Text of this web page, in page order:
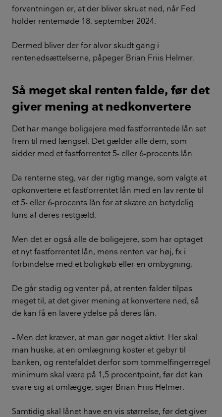
forventningen er, at der bliver skruet ned, når Fed
holder rentemøde 18. september 2024.
Dermed bliver der for alvor skudt gang i
rentenedsættelserne, påpeger Brian Friis Helmer.
Så meget skal renten falde, før det
giver mening at nedkonvertere
Det har mange boligejere med fastforrentede lån set
frem til med længsel. Det gælder alle dem, som
sidder med et fastforrentet 5- eller 6-procents lån.
Da renterne steg, var der rigtig mange, som valgte at
opkonvertere et fastforrentet lån med en lav rente til
et 5- eller 6-procents lån for at skære en betydelig
luns af deres restgæld.
Men det er også alle de boligejere, som har optaget
et nyt fastforrentet lån, mens renten var høj, fx i
forbindelse med et boligkøb eller en ombygning.
De går stadig og venter på, at renten falder tilpas
meget til, at det giver mening at konvertere ned, så
de kan få en lavere ydelse på deres lån.
– Men det kræver, at man gør noget aktivt. Her skal
man huske, at en omlægning koster et gebyr til
banken, og rentefaldet derfor som tommelfingerregel
minimum skal være på 1,5 procentpoint, før det kan
svare sig at omlægge, siger Brian Friis Helmer.
Samtidig skal lånet have en vis størrelse, før det giver